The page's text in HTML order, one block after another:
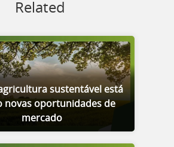
Related
sustentável está
novas oportunidades de
mercado